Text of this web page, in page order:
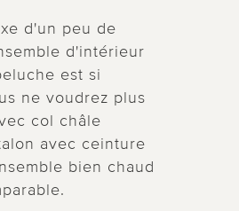
d'un peu de
d'intérieur
est si
ne voudrez plus
col châle
avec ceinture
bien chaud